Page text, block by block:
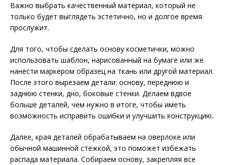
Важно выбрать качественный материал, который не
только будет выглядеть эстетично, но и долгое время
прослужит.
Для того, чтобы сделать основу косметички, можно
использовать шаблон, нарисованный на бумаге или же
нанести маркером образец на ткань или другой материал.
После этого вырезаем детали: основу, переднюю и
заднюю стенки, дно, боковые стенки. Делаем вдвое
больше деталей, чем нужно в итоге, чтобы иметь
возможность исправить ошибки и улучшить конструкцию.
Далее, края деталей обрабатываем на оверлоке или
обычной машинной стежкой, это поможет избежать
распада материала. Собираем основу, закрепляя все